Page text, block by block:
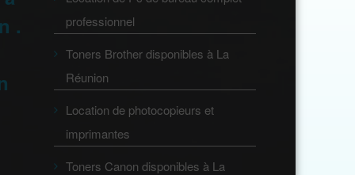
.
professionnel
Toners Brother disponibles à La
Réunion
Location de photocopieurs et
imprimantes
Toners Canon disponibles à La